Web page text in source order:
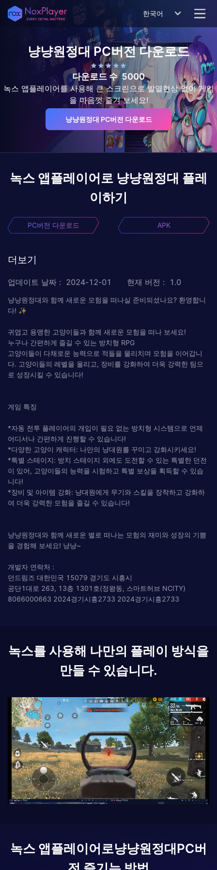
한국어
냥냥원정대PC버전 다운로드
다운로드 수 5000
녹스 앱플레이어를 사용해 큰 스크린으로 발열현상 없이 게임
을 마음껏 즐겨 보세요!
냥냥원정대 PC버전 다운로드
녹스 앱플레이어로 냥냥원정대 플레
이하기
PC버전 다운로드 APK
더보기
업데이트 날짜 : 2024-12-01 현재 버전 : 1.0
냥냥원정대와 함께 새로운 모험을 떠나실 준비되셨나요? 환영합니
다! ✨
귀엽고 용맹한 고양이들과 함께 새로운 모험을 떠나 보세요!
누구나 간편하게 즐길 수 있는 방치형 RPG
고양이들이 다채로운 능력으로 적들을 물리치며 모험을 이어갑니
다. 고양이들의 레벨을 올리고, 장비를 강화하여 더욱 강력한 팀으
로 성장시킬 수 있습니다!
게임 특징
*자동 전투 플레이어의 개입이 필요 없는 방치형 시스템으로 언제
어디서나 간편하게 진행할 수 있습니다!
*다양한 고양이 캐릭터: 나만의 냥대원를 꾸미고 강화시키세요!
*특별 스테이지: 방치 스테이지 외에도 도전할 수 있는 특별한 던전
이 있어, 고양이들의 능력을 시험하고 특별 보상을 획득할 수 있습
니다!
*장비 및 아이템 강화: 냥대원에게 무기와 스킬을 장착하고 강화하
여 더욱 강력한 모험을 즐길 수 있습니다!
냥냥원정대와 함께 새로운 별로 떠나는 모험의 재미와 성장의 기쁨
을 경험해 보세요! 냥냥~
개발자 연락처 :
던드림즈 대한민국 15079 경기도 시흥시
공단1대로 263, 13층 1301호(정왕동, 스마트허브 NCITY)
8066000663 2024경기시흥2733 2024경기시흥2733
녹스를 사용해 나만의 플레이 방식을
만들 수 있습니다.
녹스 앱플레이어로냥냥원정대PC버